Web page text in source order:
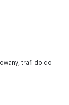
trafi do do